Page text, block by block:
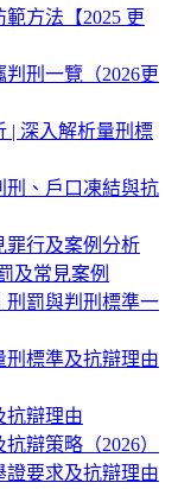
方法【2025 更
刑一覽（2026更
| 深入解析量刑標
刑、戶口凍結與抗
罪行及案例分析
及常見案例
刑罰與判刑標準一
標準及抗辯理由
抗辯理由
辯策略（2026）
要求及抗辯理由